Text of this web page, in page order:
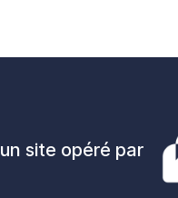
un site opéré par